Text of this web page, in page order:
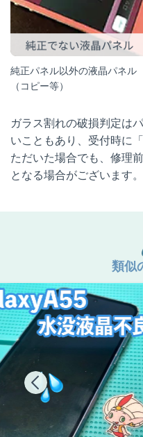
純正パネル以外の液晶パネル
（コピー等）
ガラス割れの破損判定は
いこともあり、受付時に
ただいた場合でも、修理
となる場合がございます。
類似